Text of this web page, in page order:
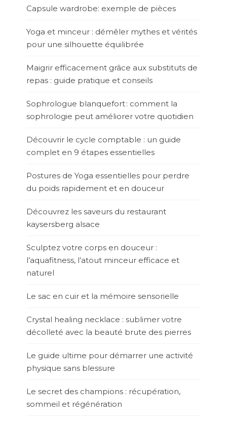
Capsule wardrobe: exemple de pièces
Yoga et minceur : démêler mythes et vérités
pour une silhouette équilibrée
Maigrir efficacement grâce aux substituts de
repas : guide pratique et conseils
Sophrologue blanquefort : comment la
sophrologie peut améliorer votre quotidien
Découvrir le cycle comptable : un guide
complet en 9 étapes essentielles
Postures de Yoga essentielles pour perdre
du poids rapidement et en douceur
Découvrez les saveurs du restaurant
kaysersberg alsace
Sculptez votre corps en douceur :
l’aquafitness, l’atout minceur efficace et
naturel
Le sac en cuir et la mémoire sensorielle
Crystal healing necklace : sublimer votre
décolleté avec la beauté brute des pierres
Le guide ultime pour démarrer une activité
physique sans blessure
Le secret des champions : récupération,
sommeil et régénération